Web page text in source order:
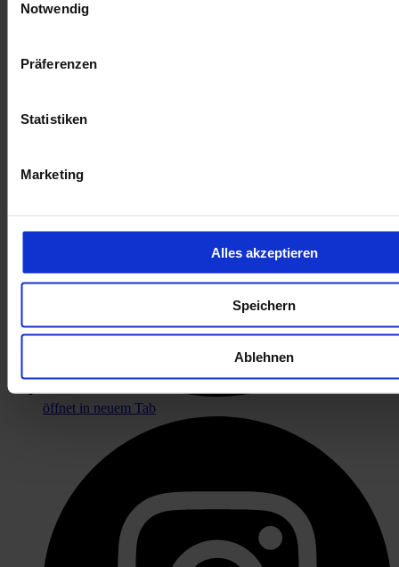
Notwendig
Präferenzen
Statistiken
Marketing
Alles akzeptieren
Speichern
Ablehnen
öffnet in neuem Tab